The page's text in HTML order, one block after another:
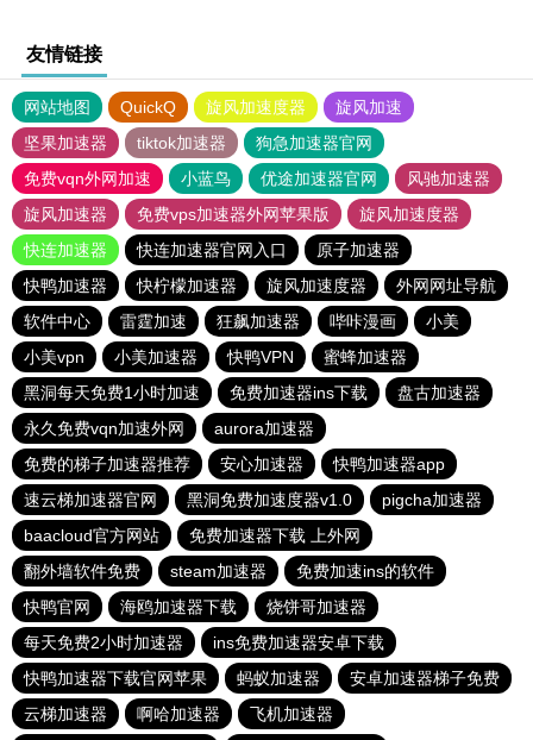
友情链接
网站地图 QuickQ 旋风加速度器
旋风加速
坚果加速器
tiktok加速器
狗急加速器官网
免费vqn外网加速
小蓝鸟 优途加速器官网
风驰加速器
旋风加速器
免费vps加速器外网苹果版
旋风加速度器
快连加速器
快连加速器官网入口
原子加速器
快鸭加速器
快柠檬加速器 旋风加速度器
外网网址导航
软件中心
雷霆加速 狂飙加速器 哔咔漫画
小美
小美vpn
小美加速器 快鸭VPN
蜜蜂加速器
黑洞每天免费1小时加速
免费加速器ins下载
盘古加速器
永久免费vqn加速外网
aurora加速器
免费的梯子加速器推荐
安心加速器
快鸭加速器app
速云梯加速器官网
黑洞免费加速度器v1.0
pigcha加速器
baacloud官方网站
免费加速器下载 上外网
翻外墙软件免费
steam加速器
免费加速ins的软件
快鸭官网
海鸥加速器下载
烧饼哥加速器
每天免费2小时加速器
ins免费加速器安卓下载
快鸭加速器下载官网苹果
蚂蚁加速器
安卓加速器梯子免费
云梯加速器
啊哈加速器 飞机加速器